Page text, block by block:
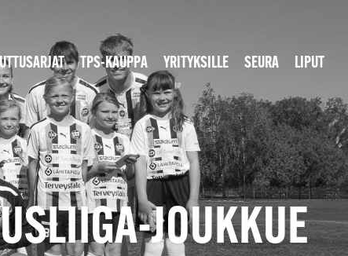
TPS-KAUPPA YRITYKSILLE SEURA LIPUT
JOUKKUE